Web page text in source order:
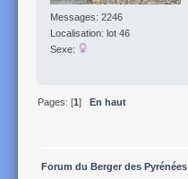
Messages: 2246
Localisation: lot 46
Sexe:
Pages: [1]En haut
Forum du Berger des Pyrénées